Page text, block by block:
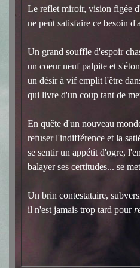
Le reflet miroir, vision figée
ne peut satisfaire ce besoin
Un grand souffle d'espoir
un coeur neuf palpite et
un désir à vif emplit l'être
qui livre d'un coup tant de
En quête d'un nouveau
refuser l'indifférence et la
se sentir un appétit d'ogre,
balayer ses certitudes... se
Un brin contestataire,
il n'est jamais trop tard pour